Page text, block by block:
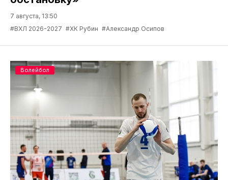
7 августа, 13:50
#ВХЛ 2026-2027 #ХК Рубин #Александр Осипов
Волейбол